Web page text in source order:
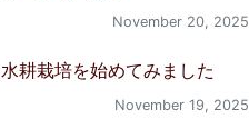
November 20, 2025
水耕栽培を始めてみました
November 19, 2025